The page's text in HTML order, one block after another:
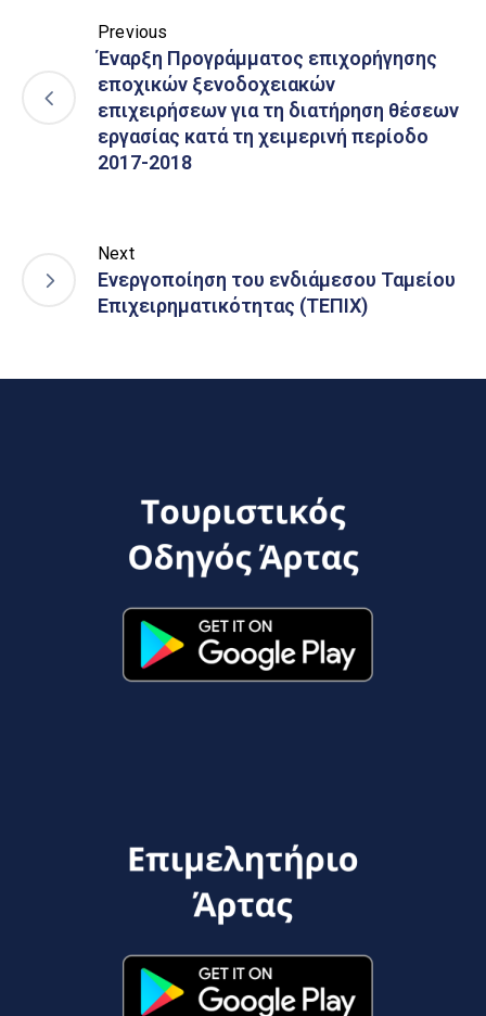
Previous
Έναρξη Προγράμματος επιχορήγησης
εποχικών ξενοδοχειακών
επιχειρήσεων για τη διατήρηση θέσεων
εργασίας κατά τη χειμερινή περίοδο
2017-2018
Next
Ενεργοποίηση του ενδιάμεσου Ταμείου
Επιχειρηματικότητας (ΤΕΠΙΧ)